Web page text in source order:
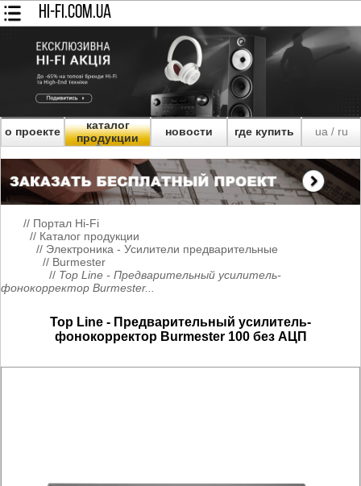
HI-FI.COM.UA
о проекте
каталог
продукции
новости где купить ua/ ru
// Портал Hi-Fi
// Каталог продукции
// Электроника - Усилители предварительные
// Burmester
// Top Line - Предварительный усилитель-
фонокорректор Burmester...
Top Line - Предварительный усилитель-
фонокорректор Burmester 100 без АЦП